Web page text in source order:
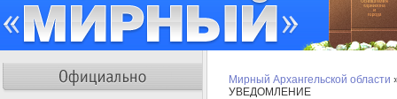
Мирный Архангельской области
УВЕДОМЛЕНИЕ